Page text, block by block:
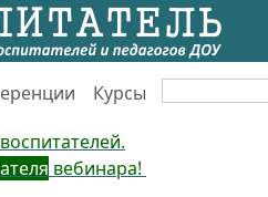
Курсы
вебинара!